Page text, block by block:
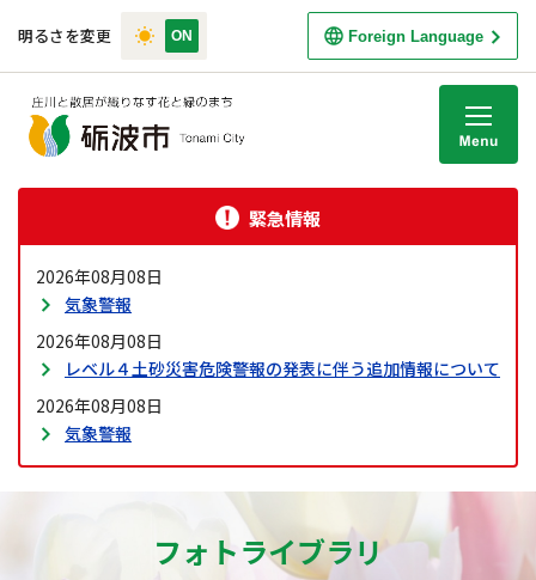
明るさを変更 Foreign Language
緊急情報
2026年08月08日
気象警報
2026年08月08日
レベル４土砂災害危険警報の発表に伴う追加情報について
2026年08月08日
気象警報
フォトライブラリ